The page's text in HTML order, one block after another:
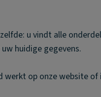
u vindt alle
huidige gegevens.
op onze website of